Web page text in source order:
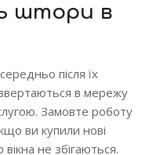
штори в
після їх
звертаються в мережу
Замовте роботу
ви купили нові
не збігаються.